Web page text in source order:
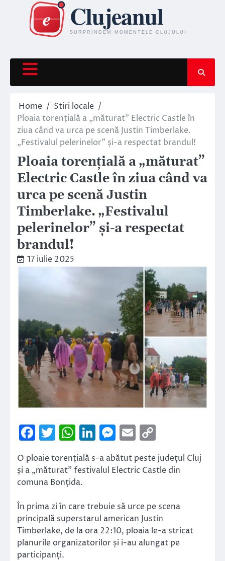
content
Home
Stiri locale
Ploaia torențială a „măturat” Electric Castle în
ziua când va urca pe scenă Justin Timberlake.
„Festivalul pelerinelor” și-a respectat brandul!
Ploaia torențială a „măturat”
Electric Castle în ziua când va
urca pe scenă Justin
Timberlake. „Festivalul
pelerinelor” și-a respectat
brandul!
17 iulie 2025
Facebook
Twitter
WhatsApp
LinkedIn
Messenger
Email
Link
O ploaie torențială s-a abătut peste județul Cluj
și a „măturat” festivalul Electric Castle din
comuna Bonțida.
În prima zi în care trebuie să urce pe scena
principală superstarul american Justin
Timberlake, de la ora 22:10, ploaia le-a stricat
planurile organizatorilor și i-au alungat pe
participanți.